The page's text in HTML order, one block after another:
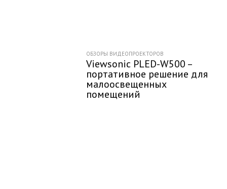
ОБЗОРЫ ВИДЕОПРОЕКТОРОВ
Viewsonic PLED-W500 –
портативное решение для
малоосвещенных
помещений